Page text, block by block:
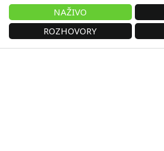
NAŽIVO
ROZHOVORY